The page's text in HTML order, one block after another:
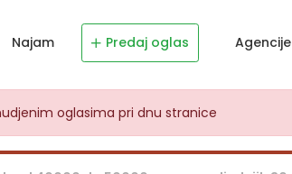
Najam Predaj oglas Agencije
oglasima pri dnu stranice